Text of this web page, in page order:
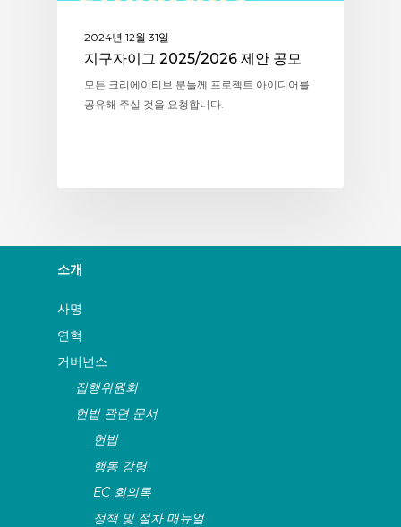
2024년 12월 31일
지구자이그 2025/2026 제안 공모
모든 크리에이티브 분들께 프로젝트 아이디어를
공유해 주실 것을 요청합니다.
소개
사명
연혁
거버넌스
집행위원회
헌법 관련 문서
헌법
행동 강령
EC 회의록
정책 및 절차 매뉴얼